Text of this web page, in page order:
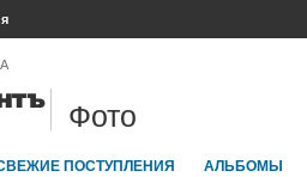
Фото
ПОСТУПЛЕНИЯ АЛЬБОМЫ